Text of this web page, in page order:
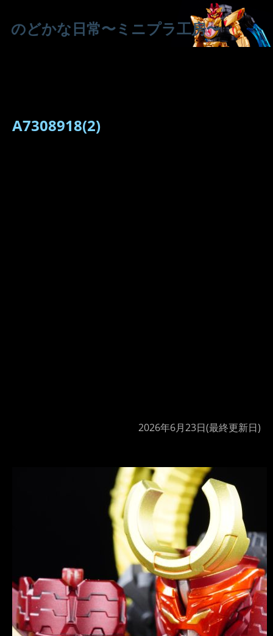
のどかな日常〜ミニプラ工房〜
A7308918(2)
2026年6月23日(最終更新日)